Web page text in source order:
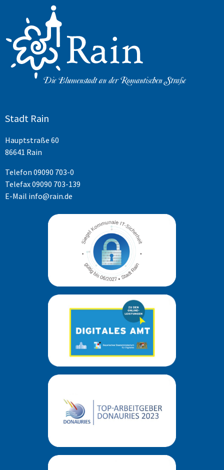
Stadt Rain
Hauptstraße 60
86641 Rain
Telefon 09090 703-0
Telefax 09090 703-139
E-Mail info@rain.de